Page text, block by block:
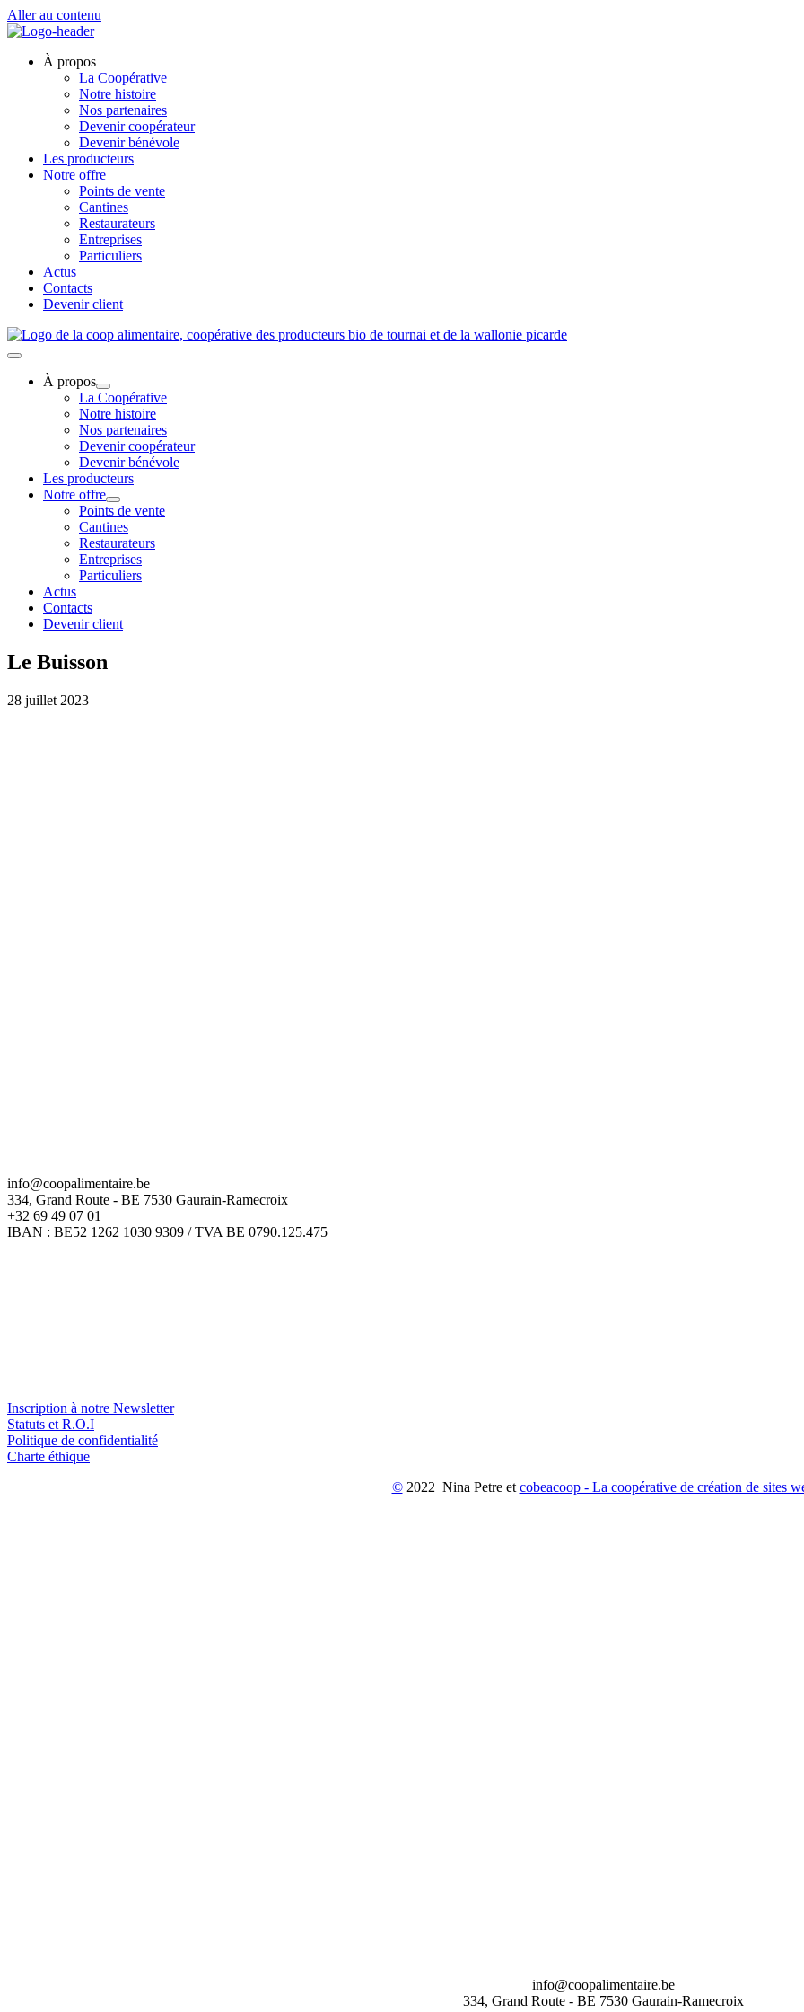
Aller au contenu
À propos
La Coopérative
Notre histoire
Nos partenaires
Devenir coopérateur
Devenir bénévole
Les producteurs
Notre offre
Points de vente
Cantines
Restaurateurs
Entreprises
Particuliers
Actus
Contacts
Devenir client
À propos
La Coopérative
Notre histoire
Nos partenaires
Devenir coopérateur
Devenir bénévole
Les producteurs
Notre offre
Points de vente
Cantines
Restaurateurs
Entreprises
Particuliers
Actus
Contacts
Devenir client
Le Buisson
28 juillet 2023
info@coopalimentaire.be
334, Grand Route - BE 7530 Gaurain-Ramecroix
+32 69 49 07 01
IBAN : BE52 1262 1030 9309 / TVA BE 0790.125.475
Inscription à notre Newsletter
Statuts et R.O.I
Politique de confidentialité
Charte éthique
©2022 Nina Petre et cobeacoop - La coopérative de création de sites
info@coopalimentaire.be
334, Grand Route - BE 7530 Gaurain-Ramecroix